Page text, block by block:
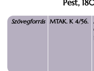
Pest,
Szövegforrás MTAK. K 4/56.